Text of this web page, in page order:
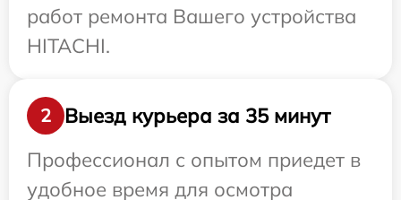
работ ремонта Вашего устройства
HITACHI.
2
Выезд курьера за 35 минут
Профессионал с опытом приедет в
удобное время для осмотра